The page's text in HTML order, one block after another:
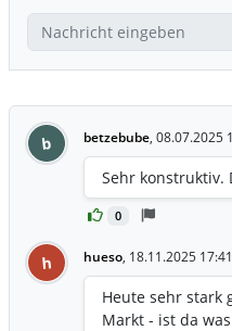
b betzebube, 08.07.2025
0
Sehr konstruktiv.
h hueso, 18.11.2025
Heute sehr stark
Markt - ist da